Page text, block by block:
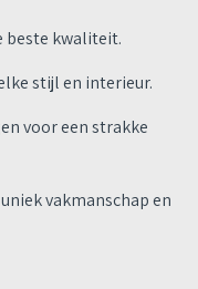
beste kwaliteit.
stijl en interieur.
voor een strakke
vakmanschap en